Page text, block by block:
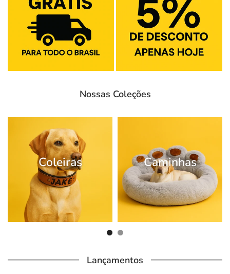
Nossas Coleções
Coleiras Caminhas
Lançamentos